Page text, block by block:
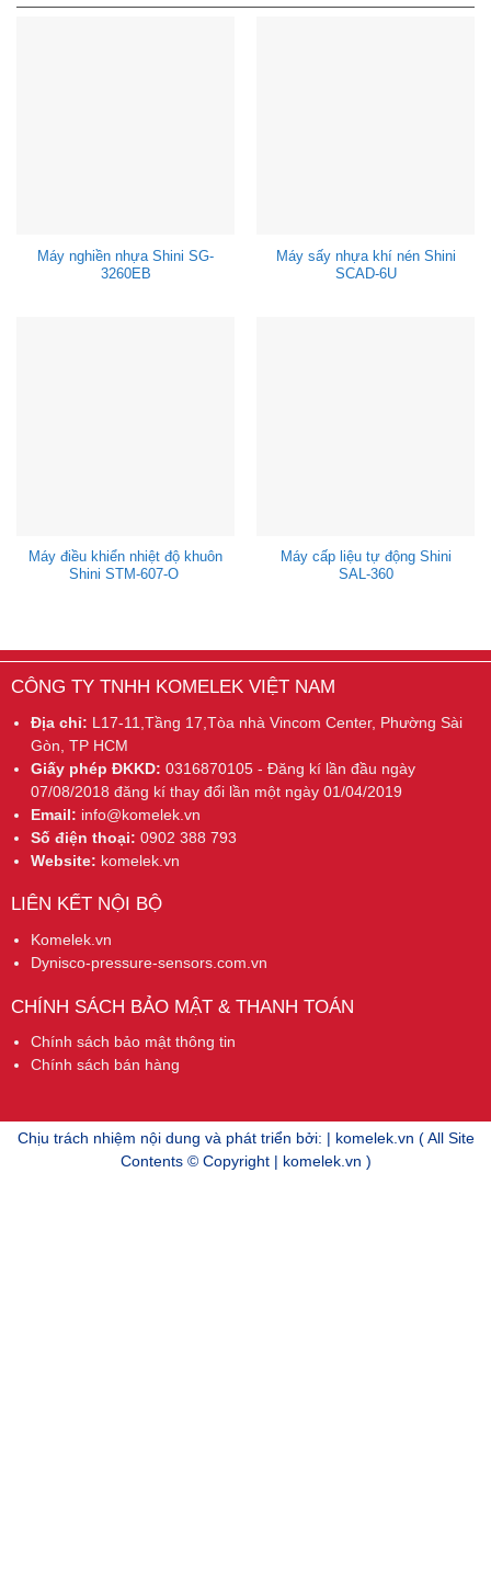
Máy nghiền nhựa Shini SG-
3260EB
Máy sấy nhựa khí nén Shini
SCAD-6U
Máy điều khiển nhiệt độ khuôn
Shini STM-607-O
Máy cấp liệu tự động Shini
SAL-360
CÔNG TY TNHH KOMELEK VIỆT NAM
Địa chỉ: L17-11,Tầng 17,Tòa nhà Vincom Center, Phường Sài
Gòn, TP HCM
Giấy phép ĐKKD: 0316870105 - Đăng kí lần đầu ngày
07/08/2018 đăng kí thay đổi lần một ngày 01/04/2019
Email: info@komelek.vn
Số điện thoại: 0902 388 793
Website: komelek.vn
LIÊN KẾT NỘI BỘ
Komelek.vn
Dynisco-pressure-sensors.com.vn
CHÍNH SÁCH BẢO MẬT & THANH TOÁN
Chính sách bảo mật thông tin
Chính sách bán hàng
Chịu trách nhiệm nội dung và phát triển bởi: | komelek.vn ( All Site
Contents © Copyright | komelek.vn )